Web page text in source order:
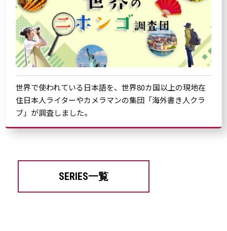
世界で使われている日本語を、世界80カ国以上の現地在
住日本人ライターやカメラマンの集団「海外書き人クラ
ブ」が調査しました。
SERIES一覧